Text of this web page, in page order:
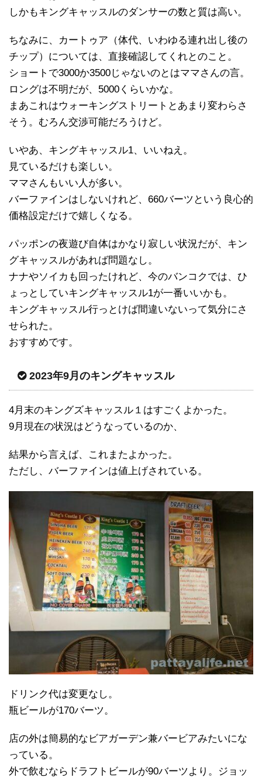
しかもキングキャッスルのダンサーの数と質は高い。
ちなみに、カートゥア（体代、いわゆる連れ出し後の
チップ）については、直接確認してくれとのこと。
ショートで3000か3500じゃないのとはママさんの言。
ロングは不明だが、5000くらいかな。
まあこれはウォーキングストリートとあまり変わらさ
そう。むろん交渉可能だろうけど。
いやあ、キングキャッスル1、いいねえ。
見ているだけも楽しい。
ママさんもいい人が多い。
バーファインはしないけれど、660バーツという良心的
価格設定だけで嬉しくなる。
パッポンの夜遊び自体はかなり寂しい状況だが、キン
グキャッスルがあれば問題なし。
ナナやソイカも回ったけれど、今のバンコクでは、ひ
ょっとしていキングキャッスル1が一番いいかも。
キングキャッスル行っとけば間違いないって気分にさ
せられた。
おすすめです。
2023年9月のキングキャッスル
4月末のキングズキャッスル１はすごくよかった。
9月現在の状況はどうなっているのか、
結果から言えば、これまたよかった。
ただし、バーファインは値上げされている。
ドリンク代は変更なし。
瓶ビールが170バーツ。
店の外は簡易的なビアガーデン兼バービアみたいにな
っている。
外で飲むならドラフトビールが90バーツより。ジョッ